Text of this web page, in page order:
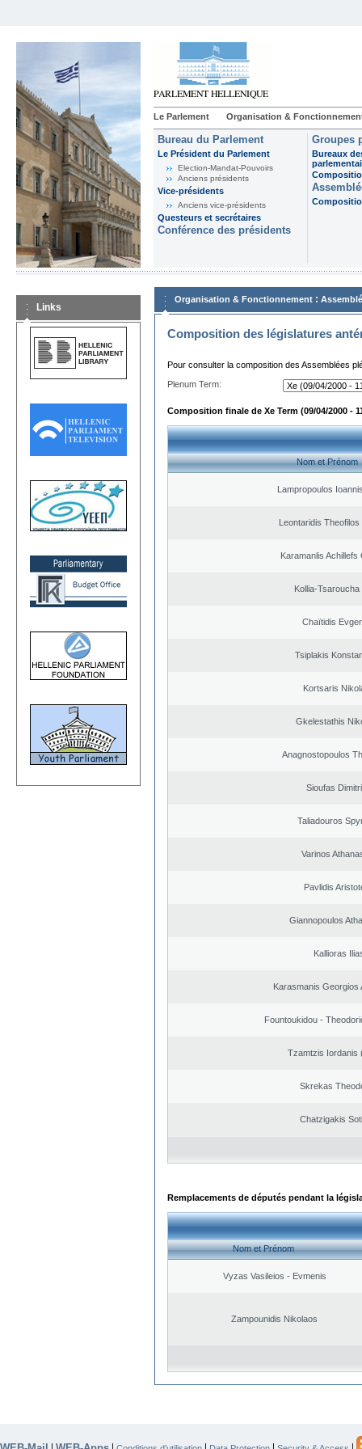
Le Parlement Organisation &
Bureau du Parlement
Le Président du Parlement
Election-Mandat-Pouvoirs
Anciens présidents
Vice-présidents
Anciens vice-présidents
Questeurs et secrétaires
Conférence des présidents
Groupes
Bureaux
Links
Organisation & Fonctionnement :
Composition des législatures
Pour consulter la composition des Assemblées
Plenum Term:
Composition finale de Xe Term (09/04/2000 -
Nom et Prénom
Lampropoulos
Leontaridis
Karamanlis Achillefs
Kollia-Tsaroucha
Chaïtidis
Tsiplakis
Kortsaris
Gkelestathis
Anagnostopoulos
Sioufas
Taliadouros
Varinos
Pavlidis
Giannopoulos
Kallioras
Karasmanis Georgios
Fountoukidou -
Tzamtzis Iordanis
Skrekas
Chatzigakis
Remplacements de députés pendant la
Nom et Prénom
Vyzas Vasileios - Evmenis
Zampounidis Nikolaos
| | | | |